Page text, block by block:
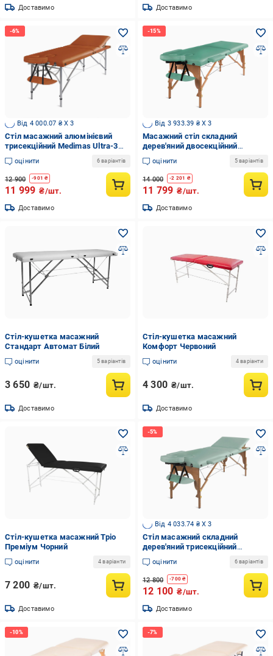
Доставимо Доставимо
Від 4 000.07 ₴ X 3
Стіл масажний алюмінієвий
трисекційний Medimas Ultra-3
195x70 см Помаранчевий
оцінити 6 варіантів
12 900 -901 ₴
11 999 ₴/шт.
Доставимо
Від 3 933.39 ₴ X 3
Масажний стіл складний
дерев'яний двосекційний
Medimas Prosport-2 195x70 см
Зелений
оцінити 5 варіантів
14 000 -2 201 ₴
11 799 ₴/шт.
Доставимо
Стіл-кушетка масажний
Стандарт Автомат Білий
оцінити 5 варіантів
3 650 ₴/шт.
Доставимо
Стіл-кушетка масажний
Комфорт Червоний
оцінити 4 варіанти
4 300 ₴/шт.
Доставимо
Стіл-кушетка масажний Тріо
Преміум Чорний
оцінити 4 варіанти
7 200 ₴/шт.
Доставимо
Від 4 033.74 ₴ X 3
Стіл масажний складний
дерев'яний трисекційний
Medimas Prosport-3 195x70 см
Зелений
оцінити 6 варіантів
12 800 -700₴
12 100 ₴/шт.
Доставимо